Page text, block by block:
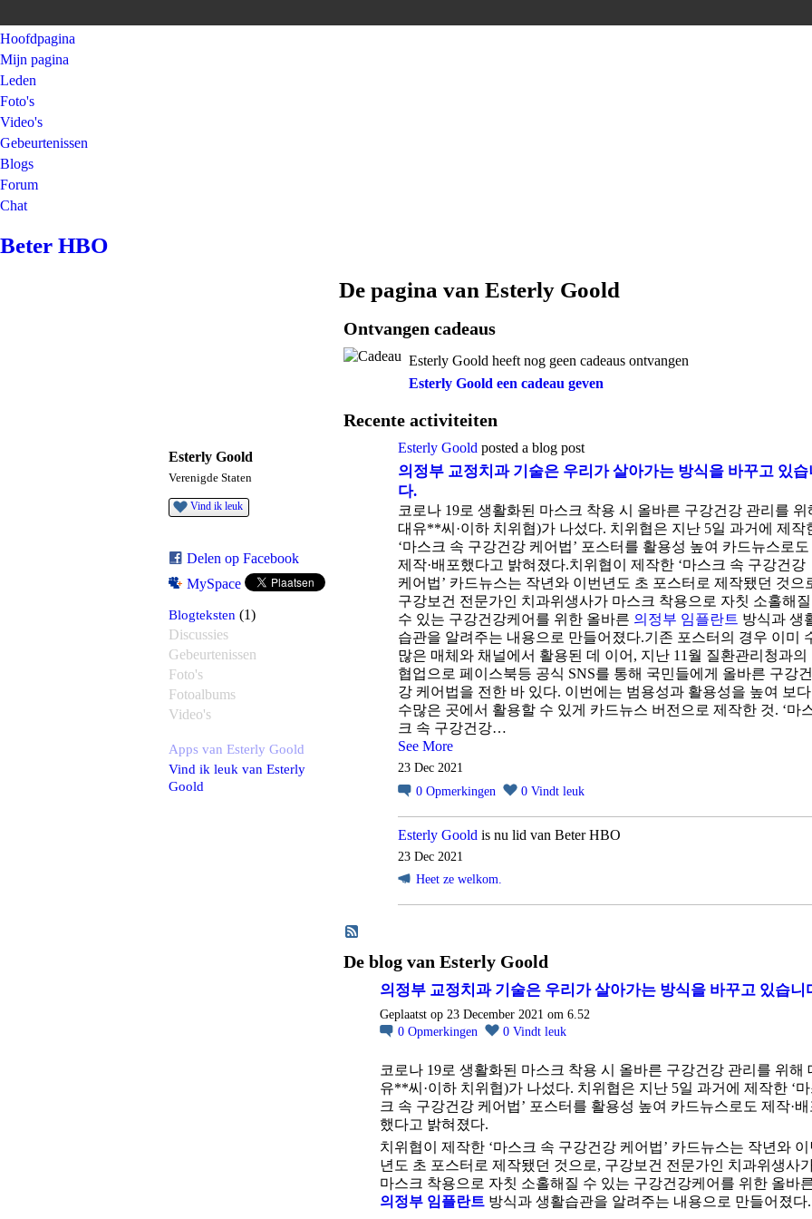
Hoofdpagina
Mijn pagina
Leden
Foto's
Video's
Gebeurtenissen
Blogs
Forum
Chat
Beter HBO
Esterly Goold
Verenigde Staten
Vind ik leuk
Delen op Facebook
MySpace
Blogteksten (1)
Discussies
Gebeurtenissen
Foto's
Fotoalbums
Video's
Apps van Esterly Goold
Vind ik leuk van Esterly
Goold
De pagina van Esterly Goold
Ontvangen cadeaus
Esterly Goold heeft nog geen cadeaus ontvangen
Esterly Goold een cadeau geven
Recente activiteiten
Esterly Goold posted a blog post
의정부 교정치과 기술은 우리가 살아가는 방식을 바꾸고 있습
다.
코로나 19로 생활화된 마스크 착용 시 올바른 구강건강 관리를 위
대유**씨·이하 치위협)가 나섰다. 치위협은 지난 5일 과거에 제작
‘마스크 속 구강건강 케어법’ 포스터를 활용성 높여 카드뉴스로도
제작·배포했다고 밝혀졌다.치위협이 제작한 ‘마스크 속 구강건강
케어법’ 카드뉴스는 작년와 이번년도 초 포스터로 제작됐던 것으
구강보건 전문가인 치과위생사가 마스크 착용으로 자칫 소홀해질
수 있는 구강건강케어를 위한 올바른 의정부 임플란트 방식과 생
습관을 알려주는 내용으로 만들어졌다.기존 포스터의 경우 이미
많은 매체와 채널에서 활용된 데 이어, 지난 11월 질환관리청과의
협업으로 페이스북등 공식 SNS를 통해 국민들에게 올바른 구강건
강 케어법을 전한 바 있다. 이번에는 범용성과 활용성을 높여 보다
수많은 곳에서 활용할 수 있게 카드뉴스 버전으로 제작한 것. ‘마
크 속 구강건강…
See More
23 Dec 2021
0 Opmerkingen 0 Vindt leuk
Esterly Goold is nu lid van Beter HBO
23 Dec 2021
Heet ze welkom.
De blog van Esterly Goold
의정부 교정치과 기술은 우리가 살아가는 방식을 바꾸고 있습니
Geplaatst op 23 December 2021 om 6.52
0 Opmerkingen 0 Vindt leuk
코로나 19로 생활화된 마스크 착용 시 올바른 구강건강 관리를 위해
유**씨·이하 치위협)가 나섰다. 치위협은 지난 5일 과거에 제작한 ‘
크 속 구강건강 케어법’ 포스터를 활용성 높여 카드뉴스로도 제작·배
했다고 밝혀졌다.
치위협이 제작한 ‘마스크 속 구강건강 케어법’ 카드뉴스는 작년와 이
년도 초 포스터로 제작됐던 것으로, 구강보건 전문가인 치과위생사
마스크 착용으로 자칫 소홀해질 수 있는 구강건강케어를 위한 올바
의정부 임플란트 방식과 생활습관을 알려주는 내용으로 만들어졌